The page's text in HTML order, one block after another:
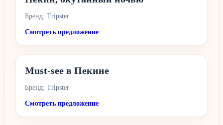
Бренд: Tripster
Смотреть предложение
Must-see в Пекине
Бренд: Tripster
Смотреть предложение